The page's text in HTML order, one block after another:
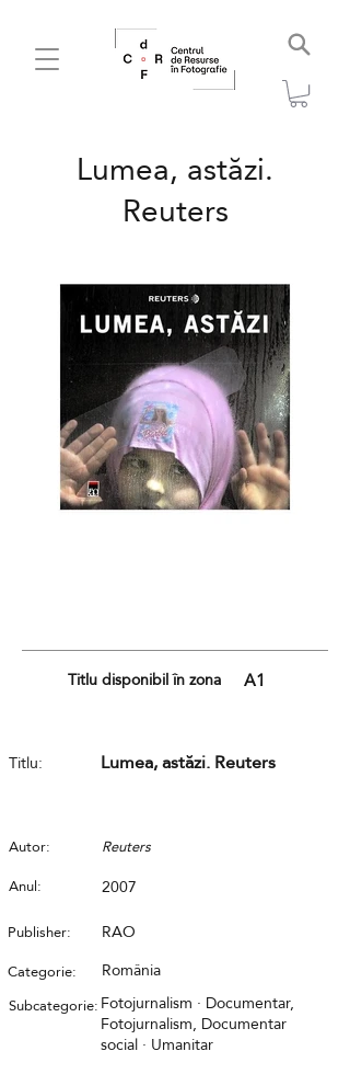
Lumea, astăzi.
Reuters
Titlu disponibil în zona A1
Titlu: Lumea, astăzi. Reuters
Autor:
Reuters
Anul:
2007
Publisher: RAO
Categorie: România
Subcategorie: Fotojurnalism · Documentar,
Fotojurnalism, Documentar
social · Umanitar